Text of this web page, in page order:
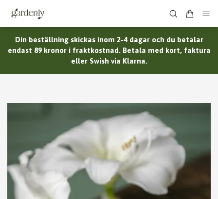
Din beställning skickas inom 2-4 dagar och du betalar
endast 89 kronor i fraktkostnad. Betala med kort, faktura
eller Swish via Klarna.